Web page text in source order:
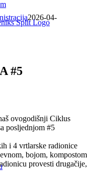
2026-04-
#5
ovogodišnji Ciklus
posljednjom #5
i 4 vrtlarske radionice
bojom, kompostom
provesti drugačije,